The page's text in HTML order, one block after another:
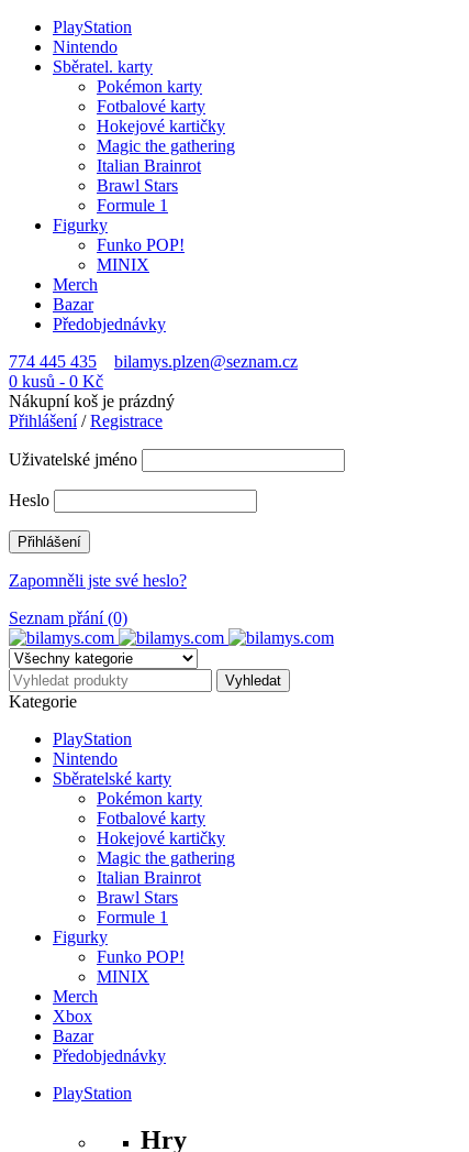
PlayStation
Nintendo
Sběratel. karty
Pokémon karty
Fotbalové karty
Hokejové kartičky
Magic the gathering
Italian Brainrot
Brawl Stars
Formule 1
Figurky
Funko POP!
MINIX
Merch
Bazar
Předobjednávky
774 445 435
bilamys.plzen@seznam.cz
0 kusů - 0 Kč
Nákupní koš je prázdný
Přihlášení/Registrace
Uživatelské jméno
Heslo
Zapomněli jste své heslo?
Seznam přání (0)
Kategorie
PlayStation
Nintendo
Sběratelské karty
Pokémon karty
Fotbalové karty
Hokejové kartičky
Magic the gathering
Italian Brainrot
Brawl Stars
Formule 1
Figurky
Funko POP!
MINIX
Merch
Xbox
Bazar
Předobjednávky
PlayStation
Hry